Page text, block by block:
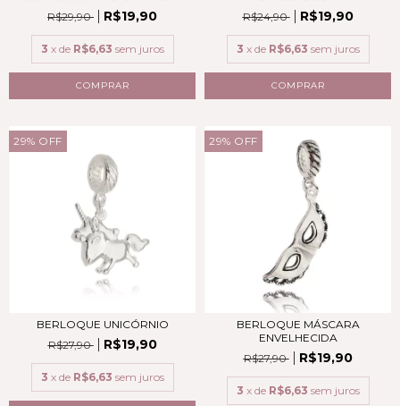
R$29,90
R$19,90
3 x de R$6,63 sem juros
R$24,90
R$19,90
3 x de R$6,63 sem juros
COMPRAR
29% OFF
BERLOQUE UNICÓRNIO
R$27,90
R$19,90
3 x de R$6,63 sem juros
29% OFF
BERLOQUE MÁSCARA
ENVELHECIDA
R$27,90
R$19,90
3 x de R$6,63 sem juros